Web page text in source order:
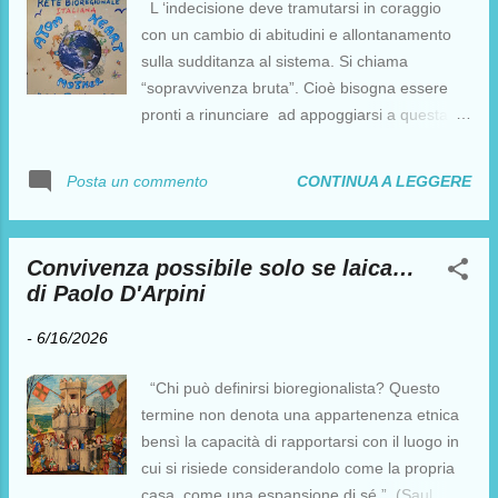
L ‘indecisione deve tramutarsi in coraggio
con un cambio di abitudini e allontanamento
sulla sudditanza al sistema. Si chiama
“sopravvivenza bruta”. Cioè bisogna essere
pronti a rinunciare ad appoggiarsi a questa
sistema… poi pian piano sarà necessario uno
potrà avvenire a livello globale, ed in
condizioni pacifiche, ma sicuramente deve
acquisti di qualsiasi bene innecessario,
oggetti, macchine, vizi, etc. e limitarsi agli
alimenti e generi di sopravvivenza. Nel
frattempo tentando di incrementare
l’indipendenza alimentare attraverso piccoli
Posta un commento CONTINUA A LEGGERE
Convivenza possibile solo se laica…
di Paolo D'Arpini
- 6/16/2026
“Chi può definirsi bioregionalista? Questo
termine non denota una appartenenza etnica
bensì la capacità di rapportarsi con il luogo in
cui si risiede considerandolo come la propria